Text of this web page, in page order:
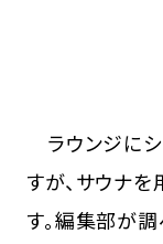
ラウンジに
すが、サウナ
す。編集部が